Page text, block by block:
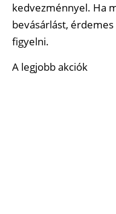
kedvezménnyel. Ha
bevásárlást,
figyelni.
A legjobb akciók